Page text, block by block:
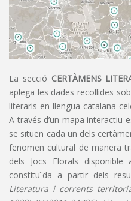
La secció CERTÀMENS
aplega les dades recollides
literaris en llengua catalana
A través d’un mapa interactiu
se situen cada un dels
fenomen cultural de manera
dels Jocs Florals
constituïda a partir dels
Literatura i corrents